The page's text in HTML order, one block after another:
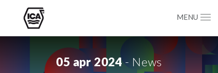
MENU
05 apr 2024- News